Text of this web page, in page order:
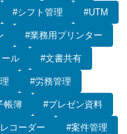
#シフト管理 #UTM
#業務用プリンター
ル #文書共有
#労務管理
帳簿 #プレゼン資料
コーダー #案件管理